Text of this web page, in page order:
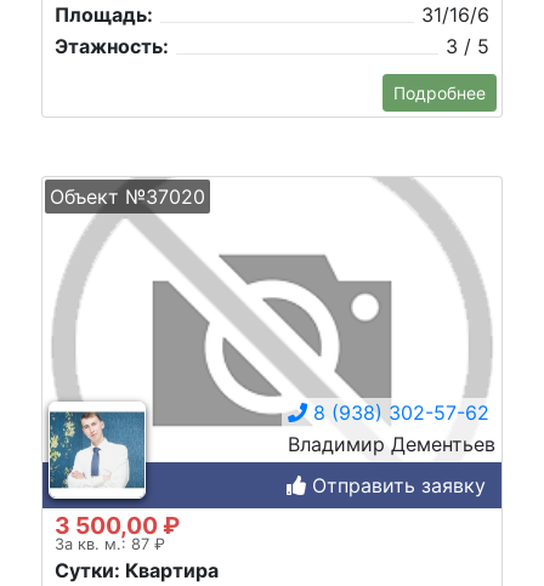
Площадь:
31/16/6
Этажность:
3 / 5
Подробнее
Объект №37020
8 (938) 302-57-62
Владимир Дементьев
Отправить заявку
3 500,00 ₽
За кв. м.: 87 ₽
Сутки: Квартира